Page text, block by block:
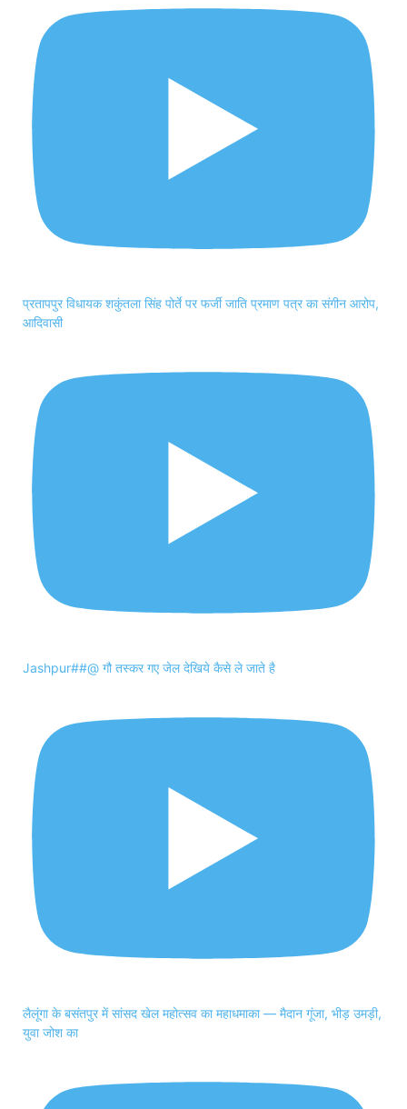
प्रतापपुर विधायक शकुंतला सिंह पोर्ते पर फर्जी जाति प्रमाण पत्र का संगीन आरोप,
आदिवासी
Jashpur##@ गौ तस्कर गए जेल देखिये कैसे ले जाते है
लैलूंगा के बसंतपुर में सांसद खेल महोत्सव का महाधमाका — मैदान गूंजा, भीड़ उमड़ी,
युवा जोश का